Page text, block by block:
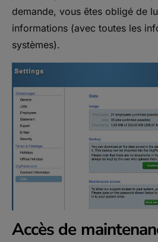
demande, vous êtes obligé de
informations (avec toutes les
systèmes).
Accès de